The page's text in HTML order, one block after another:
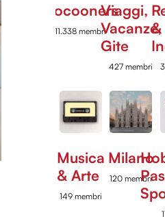
Cocooners
11.338 membri
Viaggi,
Vacanze,
Gite
427 membri
&
Musica
& Arte
149 membri
Milano
120 membri